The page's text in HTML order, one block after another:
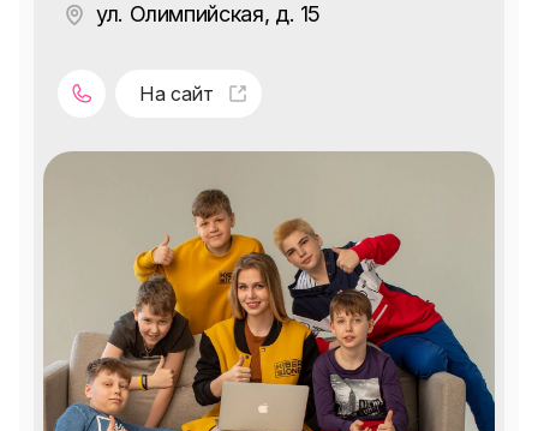
ул. Олимпийская, д. 15
На сайт